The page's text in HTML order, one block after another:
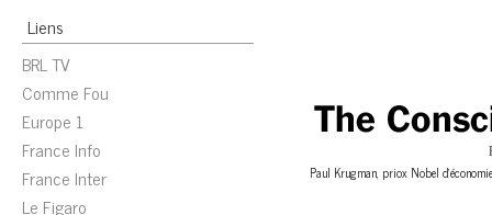
Liens
BRL TV
Comme Fou
Europe 1
France Info
France Inter
Le Figaro
Paul Krugman, priox Nobel